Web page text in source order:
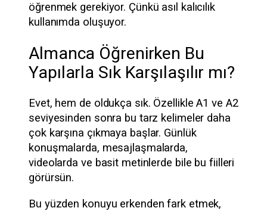
öğrenmek gerekiyor. Çünkü asıl kalıcılık
kullanımda oluşuyor.
Almanca Öğrenirken Bu
Yapılarla Sık Karşılaşılır mı?
Evet, hem de oldukça sık. Özellikle A1 ve A2
seviyesinden sonra bu tarz kelimeler daha
çok karşına çıkmaya başlar. Günlük
konuşmalarda, mesajlaşmalarda,
videolarda ve basit metinlerde bile bu fiilleri
görürsün.
Bu yüzden konuyu erkenden fark etmek,